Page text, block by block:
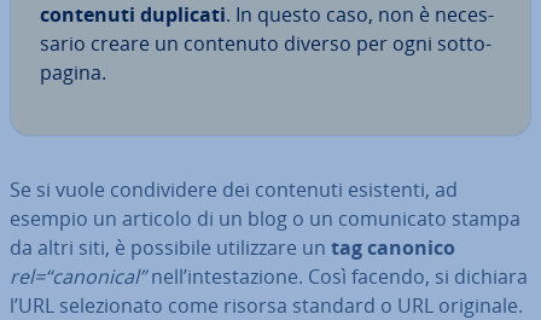
contenuti duplicati. In questo caso, non è ne­ces­
sa­rio creare un contenuto diverso per ogni sot­to­
pa­gi­na.
Se si vuole con­di­vi­de­re dei contenuti esistenti, ad
esempio un articolo di un blog o un co­mu­ni­ca­to stampa
da altri siti, è possibile uti­liz­za­re un tag canonico
rel=“canonical”nell’in­te­sta­zio­ne. Così facendo, si dichiara
l’URL se­le­zio­na­to come risorsa standard o URL originale.